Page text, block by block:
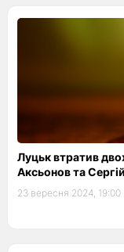
Луцьк втратив
Аксьонов та
23 вересня 2024, 19:00